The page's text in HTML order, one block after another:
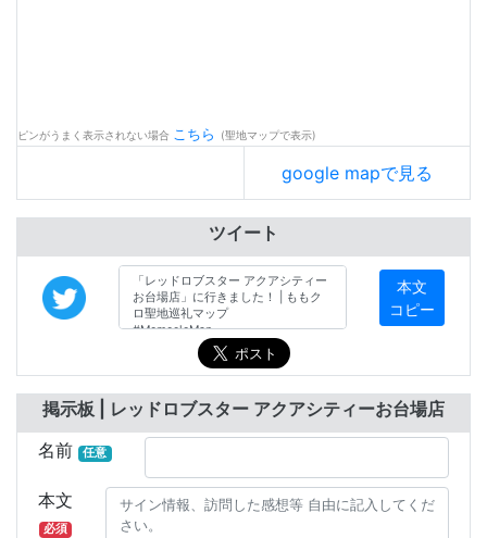
ピンがうまく表示されない場合 こちら (聖地マップで表示)
google mapで見る
ツイート
本文
コピー
掲示板 | レッドロブスター アクアシティーお台場店
名前
任意
本文
必須